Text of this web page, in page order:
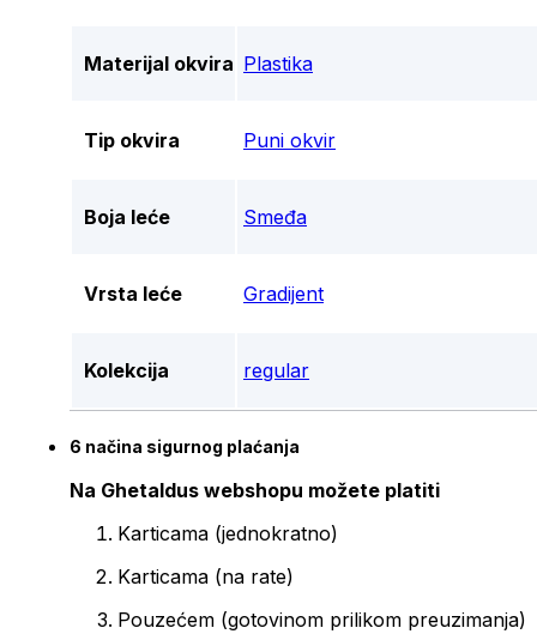
Materijal okvira Plastika
Tip okvira Puni okvir
Boja leće Smeđa
Vrsta leće Gradijent
Kolekcija regular
6 načina sigurnog plaćanja
Na Ghetaldus webshopu možete platiti
Karticama (jednokratno)
Karticama (na rate)
Pouzećem (gotovinom prilikom preuzimanja)